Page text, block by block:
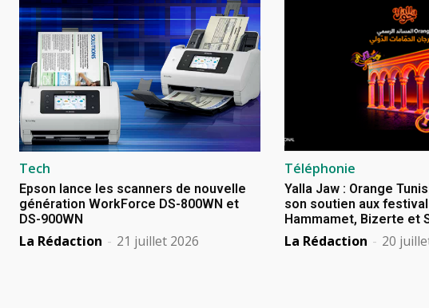
Tech
Epson lance les scanners de nouvelle
génération WorkForce DS-800WN et
DS-900WN
La Rédaction - 21 juillet 2026
Téléphonie
Yalla Jaw : Orange
son soutien aux
Hammamet, Bizerte et
La Rédaction - 20